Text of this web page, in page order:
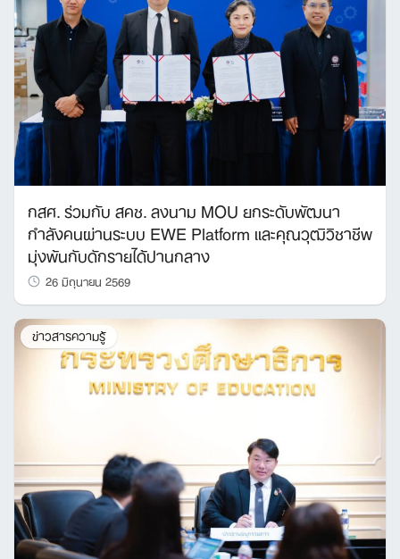
Search
for:
กสศ. ร่วมกับ สคช. ลงนาม MOU ยกระดับพัฒนา
กำลังคนผ่านระบบ EWE Platform และคุณวุฒิวิชาชีพ
มุ่งพ้นกับดักรายได้ปานกลาง
26 มิถุนายน 2569
ข่าวสารความรู้